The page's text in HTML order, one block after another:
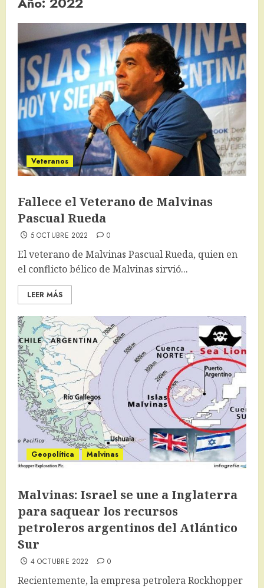
Veteranos
Fallece el Veterano de Malvinas
Pascual Rueda
5 OCTUBRE 2022 0
El veterano de Malvinas Pascual Rueda, quien en
el conflicto bélico de Malvinas sirvió...
LEER MÁS
Geopolítica Malvinas
Malvinas: Israel se une a Inglaterra
para saquear los recursos
petroleros argentinos del Atlántico
Sur
4 OCTUBRE 2022 0
Recientemente, la empresa petrolera Rockhopper